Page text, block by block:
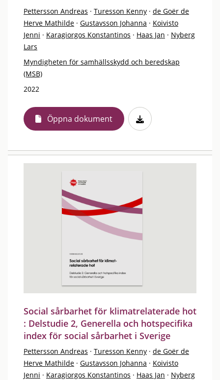
Pettersson Andreas · Turesson Kenny · de Goër de
Herve Mathilde · Gustavsson Johanna · Koivisto
Jenni · Karagiorgos Konstantinos · Haas Jan · Nyberg
Lars
Myndigheten för samhällsskydd och beredskap
(MSB)
2022
Öppna dokument
Social sårbarhet för klimatrelaterade hot
: Delstudie 2, Generella och hotspecifika
index för social sårbarhet i Sverige
Pettersson Andreas · Turesson Kenny · de Goër de
Herve Mathilde · Gustavsson Johanna · Koivisto
Jenni · Karagiorgos Konstantinos · Haas Jan · Nyberg